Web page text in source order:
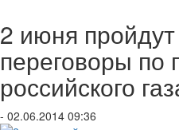
2 июня
переговоры по
российского
- 02.06.2014 09:36